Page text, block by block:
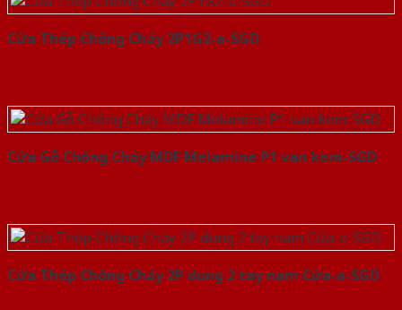
Cửa Thép Chống Cháy 2P1G2-a-SGD
Cửa Gỗ Chống Cháy MDF Melamine P1 van kem-SGD
Cửa Thép Chống Cháy 2P dung 2 tay nam Cửa-a-SGD